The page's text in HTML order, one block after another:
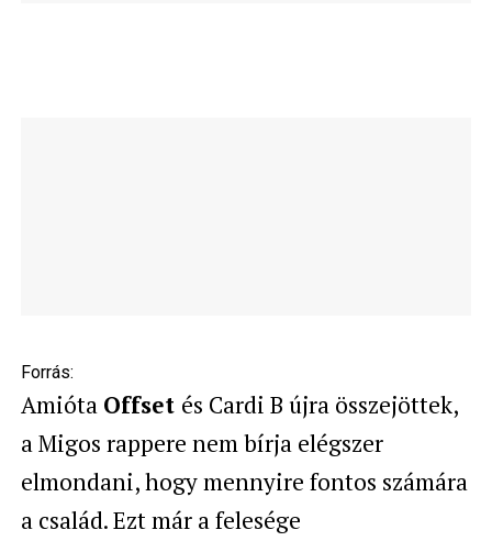
Forrás:
Amióta Offset és Cardi B újra összejöttek,
a Migos rappere nem bírja elégszer
elmondani, hogy mennyire fontos számára
a család. Ezt már a felesége